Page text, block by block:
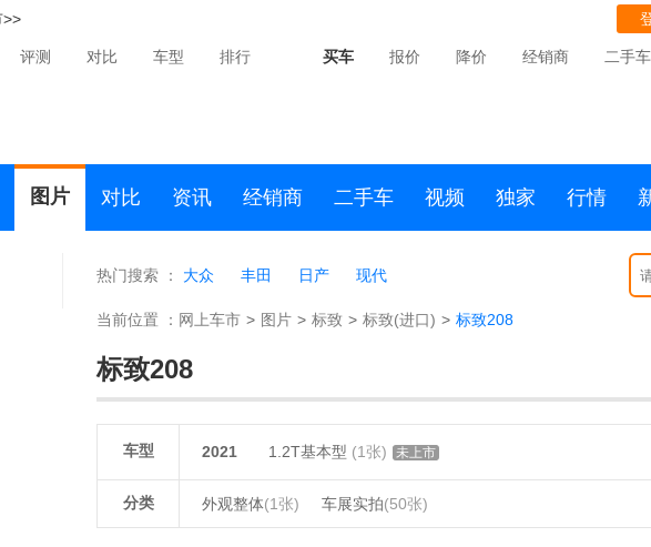
>>
评测 对比 车型 排行 买车 报价 降价 经销商 二手车
图片 对比 资讯 经销商 二手车 视频 独家 行情
热门搜索 ： 大众 丰田 日产 现代
当前位置 ： 网上车市 > 图片 > 标致 > 标致(进口) > 标致208
标致208
车型 2021 1.2T基本型 (1张) 未上市
分类 外观整体(1张) 车展实拍(50张)